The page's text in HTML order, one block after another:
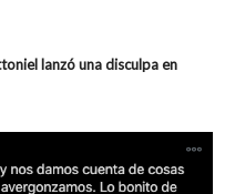
lanzó una disculpa en